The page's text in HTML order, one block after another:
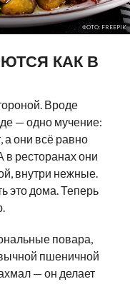
ФОТО: FREEPIK
КАК В
Вроде
— одно мучение:
а они всё равно
ресторанах они
внутри нежные.
это дома. Теперь
повара,
пшеничной
— он делает